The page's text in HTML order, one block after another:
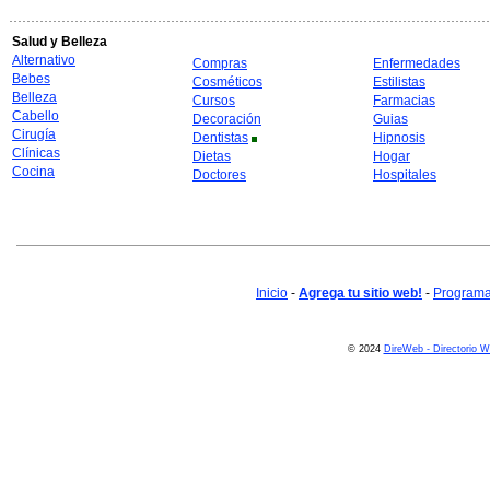
Salud y Belleza
Alternativo
Bebes
Belleza
Cabello
Cirugía
Clínicas
Cocina
Compras
Cosméticos
Cursos
Decoración
Dentistas
Dietas
Doctores
Enfermedades
Estilistas
Farmacias
Guias
Hipnosis
Hogar
Hospitales
Inicio - Agrega tu sitio web! -
© 2024 DireWeb - Directorio